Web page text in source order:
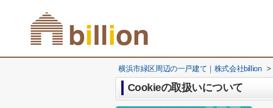
横浜市緑区周辺の一戸建て｜株式会社billion >
Cookieの取扱いについて